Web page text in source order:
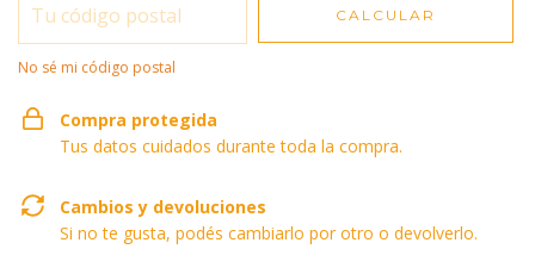
CALCULAR
No sé mi código postal
Compra protegida
Tus datos cuidados durante toda la compra.
Cambios y devoluciones
Si no te gusta, podés cambiarlo por otro o devolverlo.